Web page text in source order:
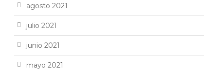
agosto 2021
julio 2021
junio 2021
mayo 2021